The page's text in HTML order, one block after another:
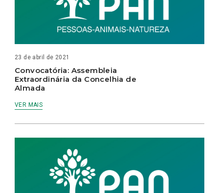
23 de abril de 2021
Convocatória: Assembleia
Extraordinária da Concelhia de
Almada
VER MAIS